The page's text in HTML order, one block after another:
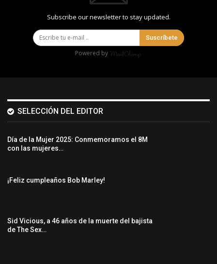
Subscribe our newsletter to stay updated.
Suscríbete
Powered by
SELECCIÓN DEL EDITOR
Día de la Mujer 2025: Conmemoramos el 8M
con las mujeres…
¡Feliz cumpleaños Bob Marley!
Sid Vicious, a 46 años de la muerte del bajista
de The Sex…